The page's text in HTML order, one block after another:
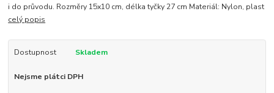
i do průvodu. Rozměry 15x10 cm, délka tyčky 27 cm Materiál: Nylon, plast
celý popis
Dostupnost Skladem
Nejsme plátci DPH